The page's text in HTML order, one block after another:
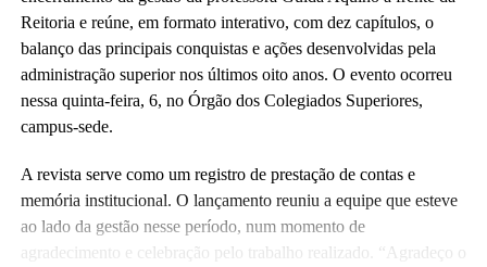
Reitoria e reúne, em formato interativo, com dez capítulos, o
balanço das principais conquistas e ações desenvolvidas pela
administração superior nos últimos oito anos. O evento ocorreu
nessa quinta-feira, 6, no Órgão dos Colegiados Superiores,
campus-sede.
A revista serve como um registro de prestação de contas e
memória institucional. O lançamento reuniu a equipe que esteve
ao lado da gestão nesse período, num momento de
agradecimento e celebração pelo trabalho realizado. “Agradeço o